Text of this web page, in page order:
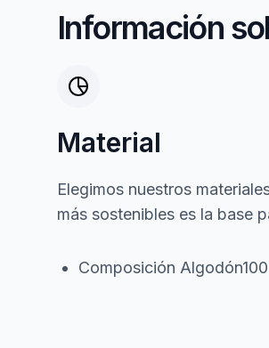
Información
Material
Elegimos nuestros
más sostenibles es la base
Composición